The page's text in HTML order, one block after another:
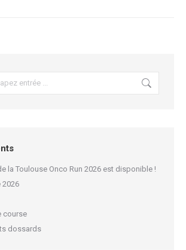
la Toulouse Onco Run 2026 est disponible !
2026
course
dossards